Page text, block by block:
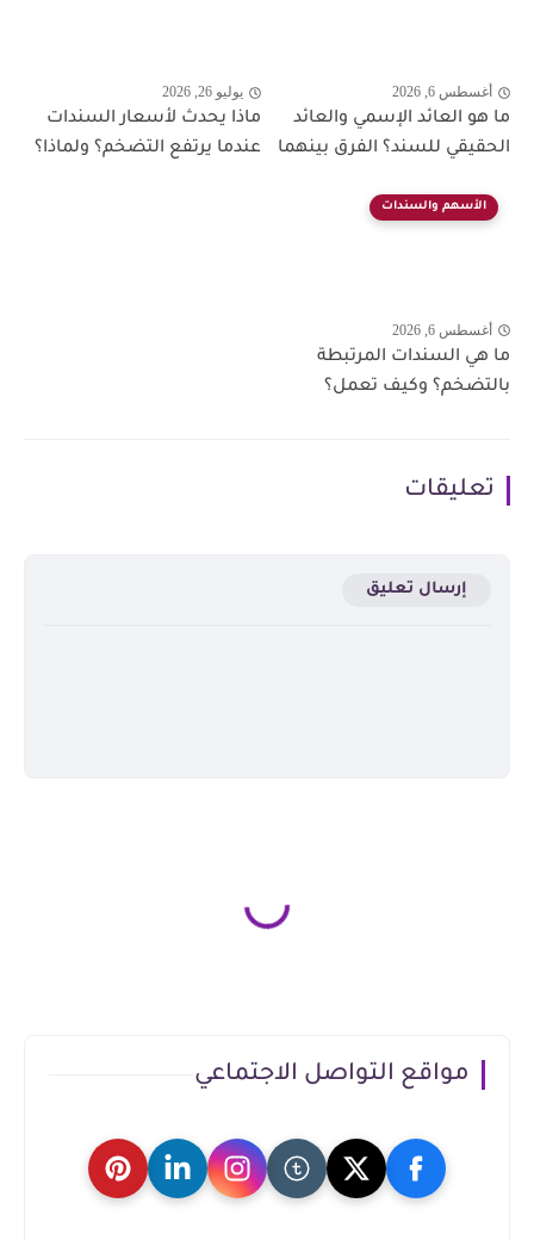
أغسطس 6, 2026
ما هو العائد الإسمي والعائد
الحقيقي للسند؟ الفرق بينهما
يوليو 26, 2026
ماذا يحدث لأسعار السندات
عندما يرتفع التضخم؟ ولماذا؟
الأسهم والسندات
أغسطس 6, 2026
ما هي السندات المرتبطة
بالتضخم؟ وكيف تعمل؟
تعليقات
إرسال تعليق
مواقع التواصل الاجتماعي